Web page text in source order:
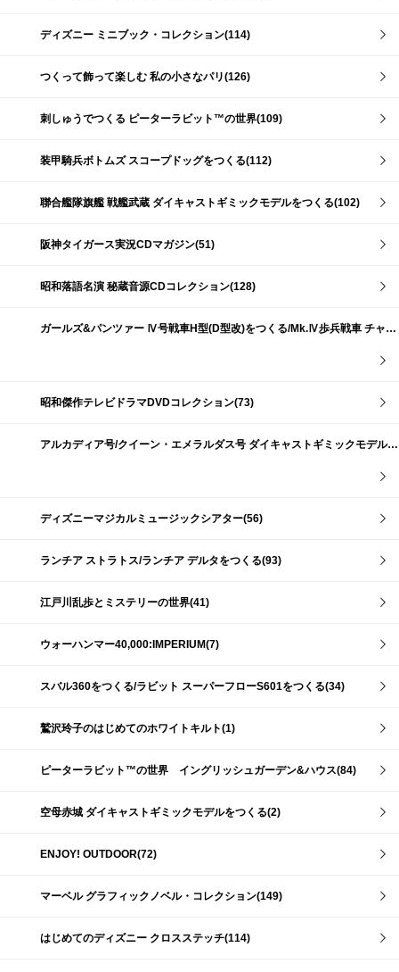
ディズニー ミニブック・コレクション(114)
つくって飾って楽しむ 私の小さなパリ(126)
刺しゅうでつくる ピーターラビット™の世界(109)
装甲騎兵ボトムズ スコープドッグをつくる(112)
聯合艦隊旗艦 戦艦武蔵 ダイキャストギミックモデルをつくる(102)
阪神タイガース実況CDマガジン(51)
昭和落語名演 秘蔵音源CDコレクション(128)
ガールズ&パンツァー Ⅳ号戦車H型(D型改)をつくる/Mk.Ⅳ歩兵戦車 チャーチルMk.Ⅶをつくる(191)
昭和傑作テレビドラマDVDコレクション(73)
アルカディア号/クイーン・エメラルダス号 ダイキャストギミックモデルをつくる(159)
ディズニーマジカルミュージックシアター(56)
ランチア ストラトス/ランチア デルタをつくる(93)
江戸川乱歩とミステリーの世界(41)
ウォーハンマー40,000:IMPERIUM(7)
スバル360をつくる/ラビット スーパーフローS601をつくる(34)
鷲沢玲子のはじめてのホワイトキルト(1)
ピーターラビット™の世界 イングリッシュガーデン&ハウス(84)
空母赤城 ダイキャストギミックモデルをつくる(2)
ENJOY! OUTDOOR(72)
マーベル グラフィックノベル・コレクション(149)
はじめてのディズニー クロスステッチ(114)